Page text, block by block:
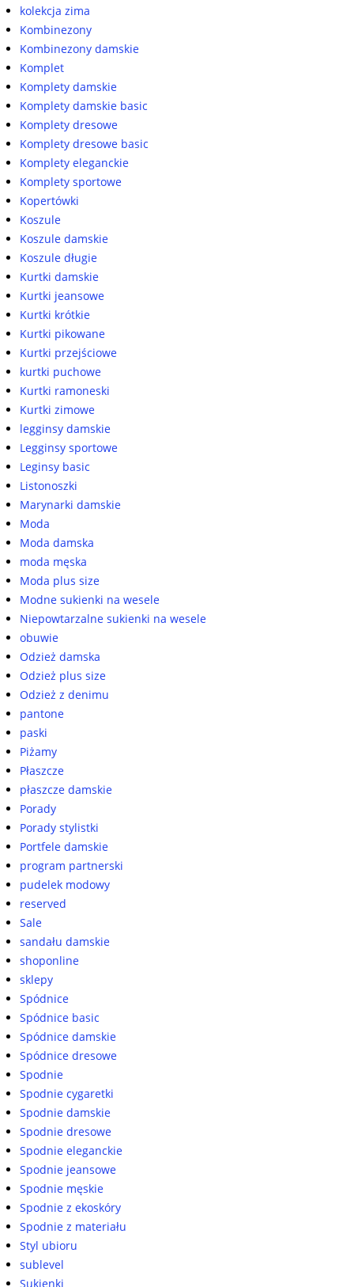
kolekcja zima
Kombinezony
Kombinezony damskie
Komplet
Komplety damskie
Komplety damskie basic
Komplety dresowe
Komplety dresowe basic
Komplety eleganckie
Komplety sportowe
Kopertówki
Koszule
Koszule damskie
Koszule długie
Kurtki damskie
Kurtki jeansowe
Kurtki krótkie
Kurtki pikowane
Kurtki przejściowe
kurtki puchowe
Kurtki ramoneski
Kurtki zimowe
legginsy damskie
Legginsy sportowe
Leginsy basic
Listonoszki
Marynarki damskie
Moda
Moda damska
moda męska
Moda plus size
Modne sukienki na wesele
Niepowtarzalne sukienki na wesele
obuwie
Odzież damska
Odzież plus size
Odzież z denimu
pantone
paski
Piżamy
Płaszcze
płaszcze damskie
Porady
Porady stylistki
Portfele damskie
program partnerski
pudelek modowy
reserved
Sale
sandału damskie
shoponline
sklepy
Spódnice
Spódnice basic
Spódnice damskie
Spódnice dresowe
Spodnie
Spodnie cygaretki
Spodnie damskie
Spodnie dresowe
Spodnie eleganckie
Spodnie jeansowe
Spodnie męskie
Spodnie z ekoskóry
Spodnie z materiału
Styl ubioru
sublevel
Sukienki